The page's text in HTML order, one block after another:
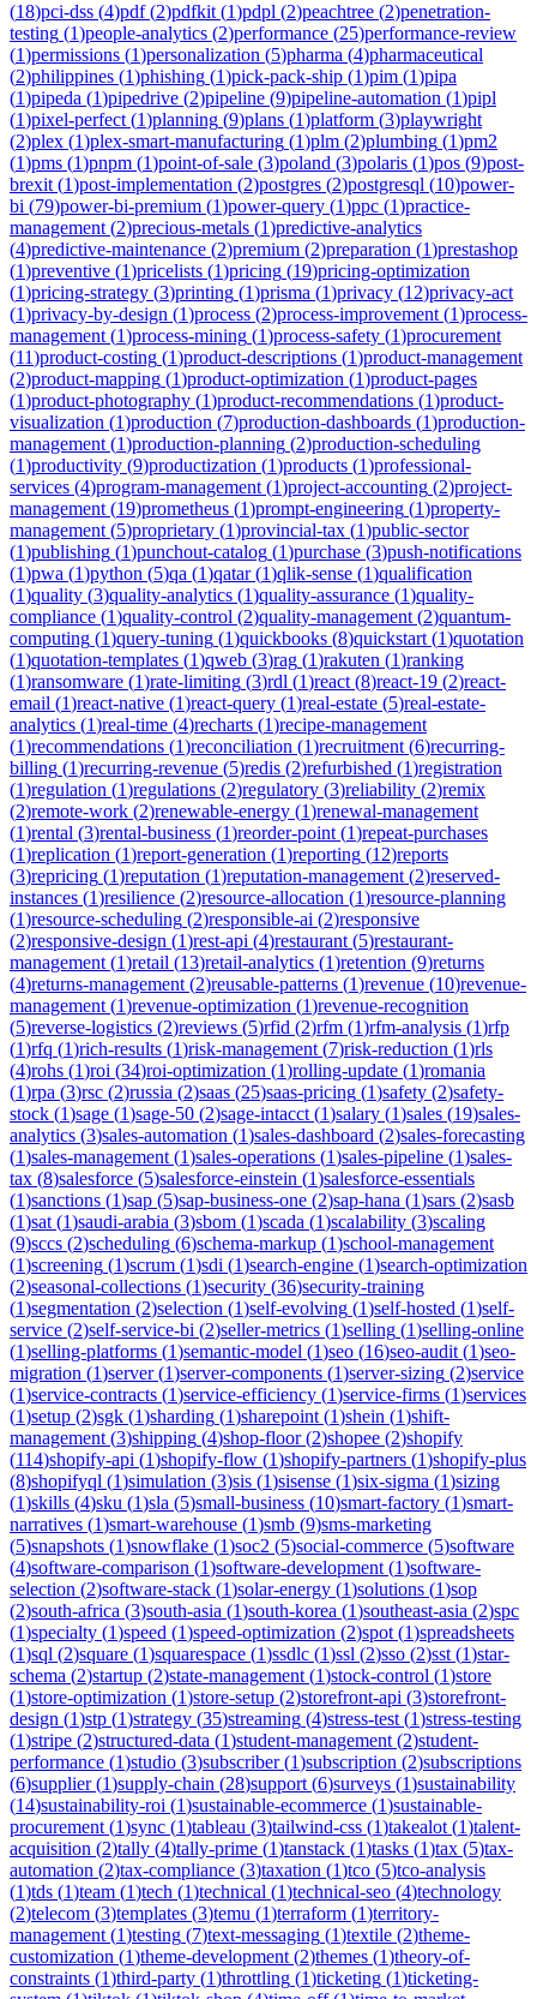
(18)pci-dss (4)pdf(2)pdfkit (1)pdpl (2)peachtree (2)penetration-
testing (1)people-analytics (2)performance (25)performance-review
(1)permissions (1)personalization (5)pharma (4)pharmaceutical
(2)philippines (1)phishing (1)pick-pack-ship (1)pim (1)pipa
(1)pipeda (1)pipedrive (2)pipeline (9)pipeline-automation (1)pipl
(1)pixel-perfect (1)planning (9)plans (1)platform (3)playwright
(2)plex (1)plex-smart-manufacturing (1)plm (2)plumbing (1)pm2
(1)pms (1)pnpm (1)point-of-sale (3)poland (3)polaris (1)pos (9)post-
brexit (1)post-implementation (2)postgres (2)postgresql (10)power-
bi (79)power-bi-premium (1)power-query (1)ppc (1)practice-
management (2)precious-metals (1)predictive-analytics
(4)predictive-maintenance (2)premium (2)preparation (1)prestashop
(1)preventive (1)pricelists (1)pricing (19)pricing-optimization
(1)pricing-strategy (3)printing (1)prisma (1)privacy (12)privacy-act
(1)privacy-by-design (1)process (2)process-improvement (1)process-
management (1)process-mining (1)process-safety (1)procurement
(11)product-costing (1)product-descriptions (1)product-management
(2)product-mapping (1)product-optimization (1)product-pages
(1)product-photography (1)product-recommendations (1)product-
visualization (1)production (7)production-dashboards (1)production-
management (1)production-planning (2)production-scheduling
(1)productivity (9)productization (1)products (1)professional-
services (4)program-management (1)project-accounting (2)project-
management (19)prometheus (1)prompt-engineering (1)property-
management (5)proprietary (1)provincial-tax (1)public-sector
(1)publishing (1)punchout-catalog (1)purchase (3)push-notifications
(1)pwa (1)python (5)qa (1)qatar(1)qlik-sense (1)qualification
(1)quality (3)quality-analytics (1)quality-assurance (1)quality-
compliance (1)quality-control (2)quality-management (2)quantum-
computing (1)query-tuning (1)quickbooks (8)quickstart (1)quotation
(1)quotation-templates (1)qweb (3)rag (1)rakuten (1)ranking
(1)ransomware (1)rate-limiting (3)rdl (1)react (8)react-19 (2)react-
email (1)react-native (1)react-query (1)real-estate (5)real-estate-
analytics (1)real-time (4)recharts (1)recipe-management
(1)recommendations (1)reconciliation (1)recruitment (6)recurring-
billing (1)recurring-revenue (5)redis (2)refurbished (1)registration
(1)regulation (1)regulations (2)regulatory (3)reliability (2)remix
(2)remote-work (2)renewable-energy (1)renewal-management
(1)rental (3)rental-business (1)reorder-point (1)repeat-purchases
(1)replication (1)report-generation (1)reporting (12)reports
(3)repricing (1)reputation (1)reputation-management (2)reserved-
instances (1)resilience (2)resource-allocation (1)resource-planning
(1)resource-scheduling (2)responsible-ai (2)responsive
(2)responsive-design (1)rest-api (4)restaurant (5)restaurant-
management (1)retail (13)retail-analytics (1)retention (9)returns
(4)returns-management (2)reusable-patterns (1)revenue (10)revenue-
management (1)revenue-optimization (1)revenue-recognition
(5)reverse-logistics (2)reviews (5)rfid (2)rfm (1)rfm-analysis (1)rfp
(1)rfq (1)rich-results (1)risk-management (7)risk-reduction (1)rls
(4)rohs (1)roi (34)roi-optimization (1)rolling-update (1)romania
(1)rpa (3)rsc (2)russia (2)saas (25)saas-pricing (1)safety (2)safety-
stock (1)sage (1)sage-50 (2)sage-intacct (1)salary (1)sales (19)sales-
analytics (3)sales-automation (1)sales-dashboard (2)sales-forecasting
(1)sales-management (1)sales-operations (1)sales-pipeline (1)sales-
tax (8)salesforce (5)salesforce-einstein (1)salesforce-essentials
(1)sanctions (1)sap (5)sap-business-one (2)sap-hana (1)sars (2)sasb
(1)sat (1)saudi-arabia (3)sbom (1)scada (1)scalability (3)scaling
(9)sccs (2)scheduling (6)schema-markup (1)school-management
(1)screening (1)scrum (1)sdi (1)search-engine (1)search-optimization
(2)seasonal-collections (1)security (36)security-training
(1)segmentation (2)selection (1)self-evolving (1)self-hosted (1)self-
service (2)self-service-bi (2)seller-metrics (1)selling (1)selling-online
(1)selling-platforms (1)semantic-model (1)seo (16)seo-audit (1)seo-
migration (1)server(1)server-components (1)server-sizing (2)service
(1)service-contracts (1)service-efficiency (1)service-firms (1)services
(1)setup (2)sgk (1)sharding (1)sharepoint (1)shein (1)shift-
management (3)shipping (4)shop-floor(2)shopee (2)shopify
(114)shopify-api (1)shopify-flow (1)shopify-partners (1)shopify-plus
(8)shopifyql (1)simulation (3)sis (1)sisense (1)six-sigma (1)sizing
(1)skills (4)sku (1)sla (5)small-business (10)smart-factory (1)smart-
narratives (1)smart-warehouse (1)smb (9)sms-marketing
(5)snapshots (1)snowflake (1)soc2 (5)social-commerce (5)software
(4)software-comparison (1)software-development (1)software-
selection (2)software-stack (1)solar-energy (1)solutions (1)sop
(2)south-africa (3)south-asia (1)south-korea (1)southeast-asia (2)spc
(1)specialty (1)speed (1)speed-optimization (2)spot (1)spreadsheets
(1)sql (2)square (1)squarespace (1)ssdlc (1)ssl (2)sso (2)sst (1)star-
schema (2)startup (2)state-management (1)stock-control (1)store
(1)store-optimization (1)store-setup (2)storefront-api (3)storefront-
design (1)stp (1)strategy (35)streaming (4)stress-test (1)stress-testing
(1)stripe (2)structured-data (1)student-management (2)student-
performance (1)studio (3)subscriber(1)subscription (2)subscriptions
(6)supplier(1)supply-chain (28)support (6)surveys (1)sustainability
(14)sustainability-roi (1)sustainable-ecommerce (1)sustainable-
procurement (1)sync (1)tableau (3)tailwind-css (1)takealot (1)talent-
acquisition (2)tally (4)tally-prime (1)tanstack (1)tasks (1)tax (5)tax-
automation (2)tax-compliance (3)taxation (1)tco (5)tco-analysis
(1)tds (1)team (1)tech (1)technical (1)technical-seo (4)technology
(2)telecom (3)templates (3)temu (1)terraform (1)territory-
management (1)testing (7)text-messaging (1)textile (2)theme-
customization (1)theme-development (2)themes (1)theory-of-
constraints (1)third-party (1)throttling (1)ticketing (1)ticketing-